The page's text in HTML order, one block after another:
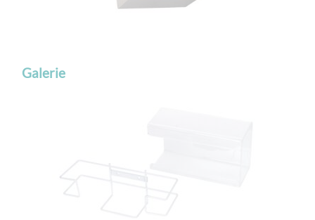
Galerie